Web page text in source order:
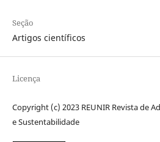
Seção
Artigos científicos
Licença
Copyright (c) 2023 REUNIR Revista de
e Sustentabilidade